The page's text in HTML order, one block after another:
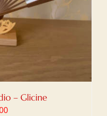
– Glicine